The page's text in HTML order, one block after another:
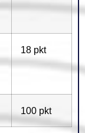
18 pkt
100 pkt